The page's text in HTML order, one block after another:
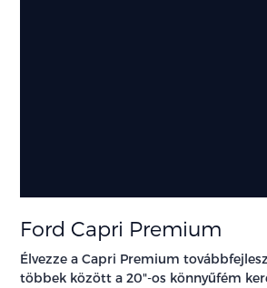
Ford Capri Premium
Élvezze a Capri Premium
többek között a 20"-os könnyűfém